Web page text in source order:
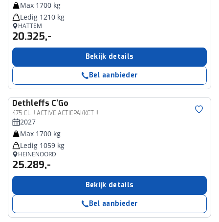
Max 1700 kg
Ledig 1210 kg
HATTEM
20.325,-
Bekijk details
Bel aanbieder
Dethleffs C'Go
475 EL !! ACTIVE ACTIEPAKKET !!
2027
Max 1700 kg
Ledig 1059 kg
HEINENOORD
25.289,-
Bekijk details
Bel aanbieder